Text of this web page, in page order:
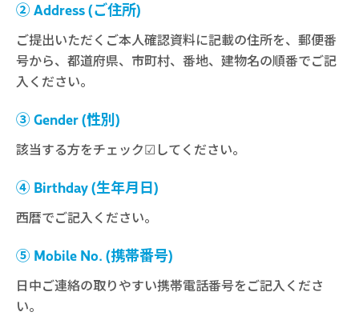
② Address (ご住所)
ご提出いただくご本人確認資料に記載の住所を、郵便番
号から、都道府県、市町村、番地、建物名の順番でご記
入ください。
③ Gender (性別)
該当する方をチェック☑してください。
④ Birthday (生年月日)
西暦でご記入ください。
⑤ Mobile No. (携帯番号)
日中ご連絡の取りやすい携帯電話番号をご記入くださ
い。